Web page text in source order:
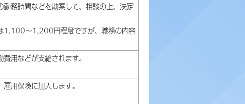
務時間などを勘案して、相談の上、決定
1,100～1,200円程度ですが、職務の内容
用などが支給されます。
用保険に加入します。